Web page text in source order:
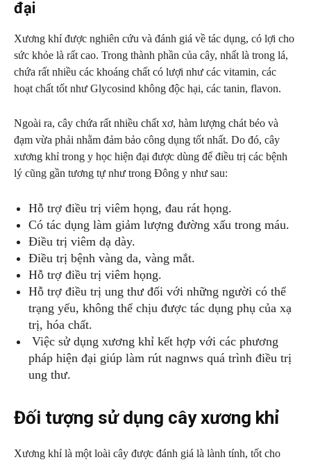
đại
Xương khỉ được nghiên cứu và đánh giá về tác dụng, có lợi cho
sức khỏe là rất cao. Trong thành phần của cây, nhất là trong lá,
chứa rất nhiều các khoáng chất có lượi như các vitamin, các
hoạt chất tốt như Glycosind không độc hại, các tanin, flavon.
Ngoài ra, cây chứa rất nhiều chất xơ, hàm lượng chát béo và
đạm vừa phải nhằm đảm bảo công dụng tốt nhất. Do đó, cây
xương khỉ trong y học hiện đại được dùng để điều trị các bệnh
lý cũng gần tương tự như trong Đông y như sau:
Hỗ trợ điều trị viêm họng, đau rát họng.
Có tác dụng làm giảm lượng đường xấu trong máu.
Điều trị viêm dạ dày.
Điều trị bệnh vàng da, vàng mắt.
Hỗ trợ điều trị viêm họng.
Hỗ trợ điều trị ung thư đối với những người có thể
trạng yếu, không thể chịu được tác dụng phụ của xạ
trị, hóa chất.
Việc sử dụng xương khỉ kết hợp với các phương
pháp hiện đại giúp làm rút nagnws quá trình điều trị
ung thư.
Đối tượng sử dụng cây xương khỉ
Xương khỉ là một loài cây được đánh giá là lành tính, tốt cho